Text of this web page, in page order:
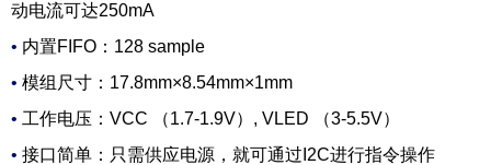
动电流可达250mA
• 内置FIFO：128 sample
• 模组尺寸：17.8mm×8.54mm×1mm
• 工作电压：VCC （1.7-1.9V）, VLED （3-5.5V）
• 接口简单：只需供应电源，就可通过I2C进行指令操作